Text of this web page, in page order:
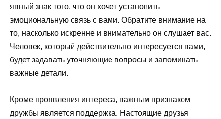
явный знак того, что он хочет установить
эмоциональную связь с вами. Обратите внимание на
то, насколько искренне и внимательно он слушает вас.
Человек, который действительно интересуется вами,
будет задавать уточняющие вопросы и запоминать
важные детали.
Кроме проявления интереса, важным признаком
дружбы является поддержка. Настоящие друзья